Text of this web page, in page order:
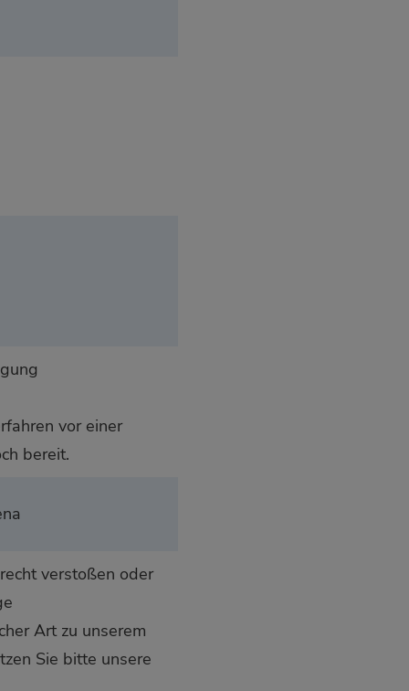
vor einer
bereit.
verstoßen oder
Art zu unserem
Sie bitte unsere